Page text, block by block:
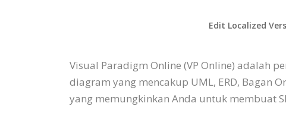
Edit Localized
Visual Paradigm Online (VP Online) adalah
diagram yang mencakup UML, ERD, Bagan
yang memungkinkan Anda untuk membuat